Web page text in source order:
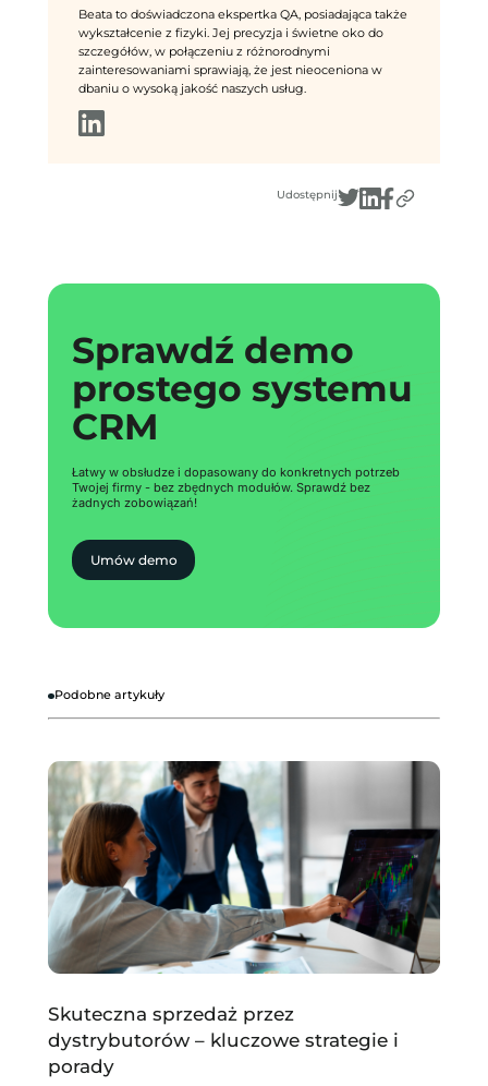
Beata to doświadczona ekspertka QA, posiadająca także
wykształcenie z fizyki. Jej precyzja i świetne oko do
szczegółów, w połączeniu z różnorodnymi
zainteresowaniami sprawiają, że jest nieoceniona w
dbaniu o wysoką jakość naszych usług.
Udostępnij
Sprawdź demo
prostego systemu
CRM
Sprawdź demo
prostego systemu
CRM
Łatwy w obsłudze i dopasowany do konkretnych potrzeb
Twojej firmy - bez zbędnych modułów. Sprawdź bez
żadnych zobowiązań!
Umów demo
Podobne artykuły
Skuteczna sprzedaż przez
dystrybutorów – kluczowe strategie i
porady